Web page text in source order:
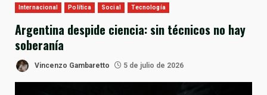
Internacional Política Social Tecnología
Argentina despide ciencia: sin técnicos no hay
soberanía
Vincenzo Gambaretto 5 de julio de 2026